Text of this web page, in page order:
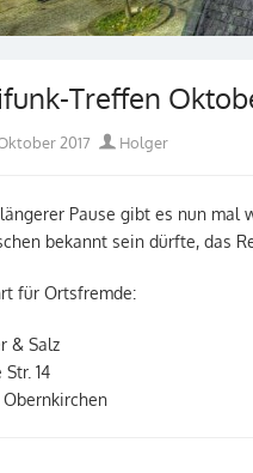
Treffen
2017 Author
Holger
Pause gibt es nun mal
bekannt sein dürfte, das
für Ortsfremde:
& Salz
Str. 14
Obernkirchen